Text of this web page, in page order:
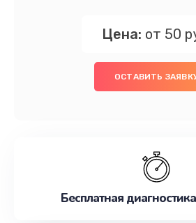
Цена: от 50
ОСТАВИТЬ
Бесплатная